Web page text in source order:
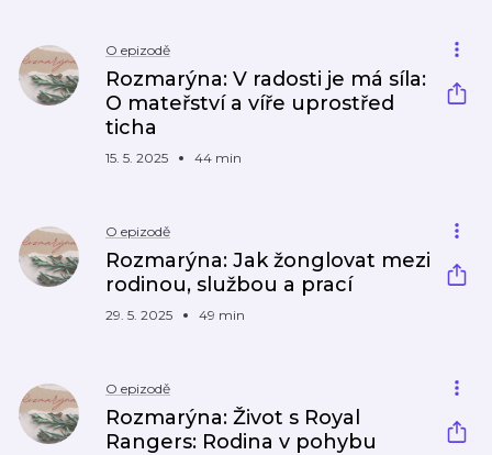
O epizodě
Rozmarýna: V radosti je má síla:
O mateřství a víře uprostřed
ticha
15. 5. 2025 44 min
O epizodě
Rozmarýna: Jak žonglovat mezi
rodinou, službou a prací
29. 5. 2025 49 min
O epizodě
Rozmarýna: Život s Royal
Rangers: Rodina v pohybu